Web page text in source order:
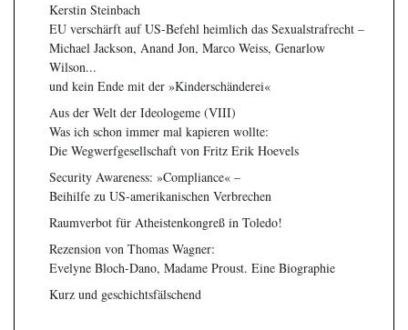
Kerstin Steinbach
EU verschärft auf US-Befehl heimlich das Sexualstrafrecht –
Michael Jackson, Anand Jon, Marco Weiss, Genarlow
Wilson...
und kein Ende mit der »Kinderschänderei«
Aus der Welt der Ideologeme (VIII)
Was ich schon immer mal kapieren wollte:
Die Wegwerfgesellschaft von Fritz Erik Hoevels
Security Awareness: »Compliance« –
Beihilfe zu US-amerikanischen Verbrechen
Raumverbot für Atheistenkongreß in Toledo!
Rezension von Thomas Wagner:
Evelyne Bloch-Dano, Madame Proust. Eine Biographie
Kurz und geschichtsfälschend